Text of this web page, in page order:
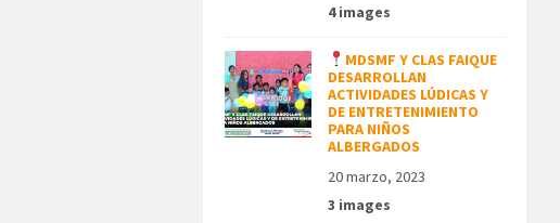
4 images
MDSMF Y CLAS FAIQUE
DESARROLLAN
ACTIVIDADES LÚDICAS Y
DE ENTRETENIMIENTO
PARA NIÑOS
ALBERGADOS
20 marzo, 2023
3 images